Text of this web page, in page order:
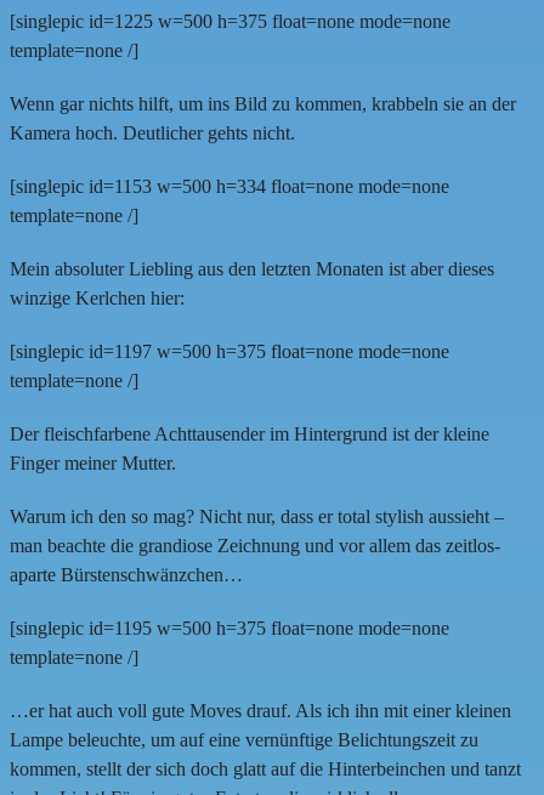
[singlepic id=1225 w=500 h=375 float=none mode=none
template=none /]
Wenn gar nichts hilft, um ins Bild zu kommen, krabbeln sie an der
Kamera hoch. Deutlicher gehts nicht.
[singlepic id=1153 w=500 h=334 float=none mode=none
template=none /]
Mein absoluter Liebling aus den letzten Monaten ist aber dieses
winzige Kerlchen hier:
[singlepic id=1197 w=500 h=375 float=none mode=none
template=none /]
Der fleischfarbene Achttausender im Hintergrund ist der kleine
Finger meiner Mutter.
Warum ich den so mag? Nicht nur, dass er total stylish aussieht –
man beachte die grandiose Zeichnung und vor allem das zeitlos-
aparte Bürstenschwänzchen…
[singlepic id=1195 w=500 h=375 float=none mode=none
template=none /]
…er hat auch voll gute Moves drauf. Als ich ihn mit einer kleinen
Lampe beleuchte, um auf eine vernünftige Belichtungszeit zu
kommen, stellt der sich doch glatt auf die Hinterbeinchen und tanzt